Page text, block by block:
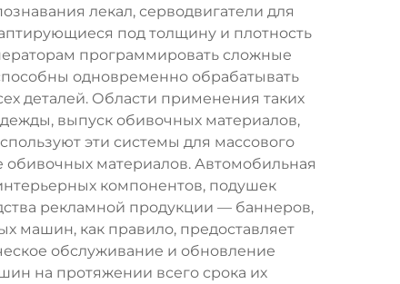
лекал, серводвигатели для
под толщину и плотность
программировать сложные
одновременно обрабатывать
деталей. Области применения таких
выпуск обивочных материалов,
эти системы для массового
обивочных материалов. Автомобильная
компонентов, подушек
рекламной продукции — баннеров,
машин, как правило, предоставляет
обслуживание и обновление
на протяжении всего срока их